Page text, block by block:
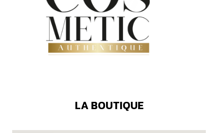
LA BOUTIQUE